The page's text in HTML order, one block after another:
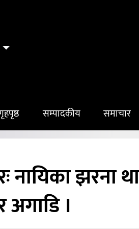
सम्पादकीय समाचार
नायिका झरना
अगाडि ।